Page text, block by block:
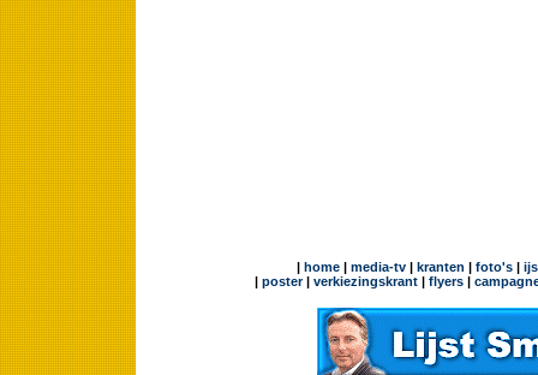
| home| media-tv| kranten | foto's|
| poster| verkiezingskrant | flyers |